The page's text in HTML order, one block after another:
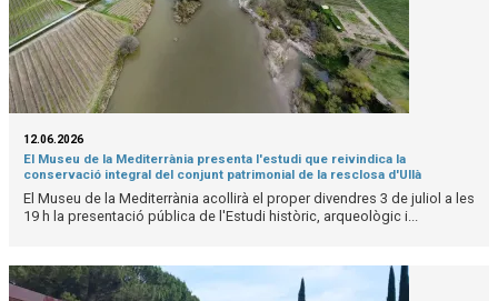
12.06.2026
El Museu de la Mediterrània presenta l'estudi que reivindica la
conservació integral del conjunt patrimonial de la resclosa d'Ullà
El Museu de la Mediterrània acollirà el proper divendres 3 de juliol a les
19 h la presentació pública de l'Estudi històric, arqueològic i...